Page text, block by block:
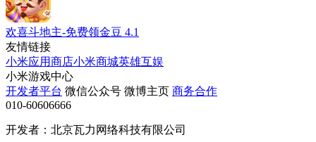
欢喜斗地主-免费领金豆 4.1
友情链接
小米应用商店小米商城英雄互娱
小米游戏中心
开发者平台 微信公众号 微博主页 商务合作
010-60606666
开发者：北京瓦力网络科技有限公司